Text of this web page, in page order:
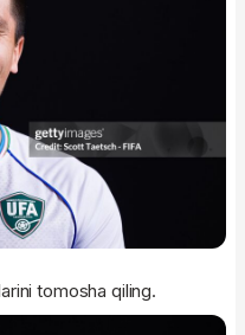
tomosha qiling.